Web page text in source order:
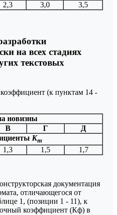
2,3 3,0 3,5
на всех стадиях
текстовых
(к пунктам 14 -
новизны
В Г
Д
Кm
1,3 1,5 1,7
документация
отличающегося от
1, (позиции 1 - 11), к
коэффициент (Кф) в